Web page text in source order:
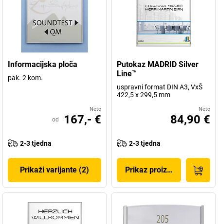
Informacijska ploča
pak. 2 kom.
Neto
od 167,- €
2-3 tjedna
Prikaži varijante (2)
Putokaz MADRID Silver
Line™
uspravni format DIN A3, VxŠ
422,5 x 299,5 mm
Neto
84,90 €
2-3 tjedna
Prikaz proizvoda